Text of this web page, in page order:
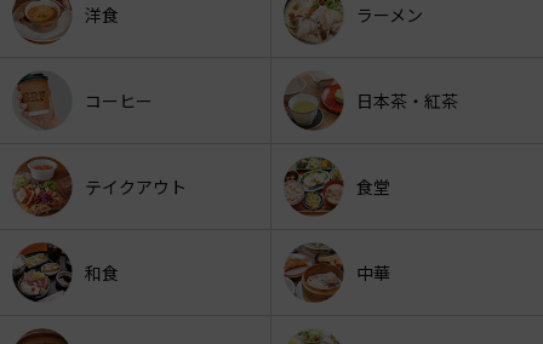
洋食 ラーメン
コーヒー 日本茶・紅茶
テイクアウト 食堂
和食 中華